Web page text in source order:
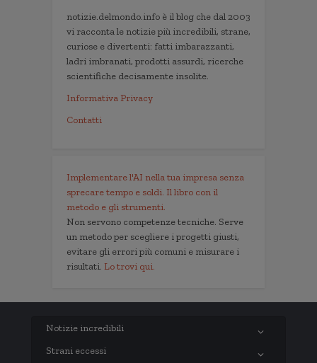
notizie.delmondo.info è il blog che dal 2003
vi racconta le notizie più incredibili, strane,
curiose e divertenti: fatti imbarazzanti,
ladri imbranati, prodotti assurdi, ricerche
scientifiche decisamente insolite.
Informativa Privacy
Contatti
Implementare l'AI nella tua impresa senza
sprecare tempo e soldi. Il libro con il
metodo e gli strumenti.
Non servono competenze tecniche. Serve
un metodo per scegliere i progetti giusti,
evitare gli errori più comuni e misurare i
risultati. Lo trovi qui.
Notizie incredibili
Strani eccessi